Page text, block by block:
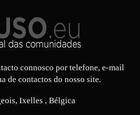
connosco por telefone, e-mail
de contactos do nosso site.
Ixelles , Bélgica